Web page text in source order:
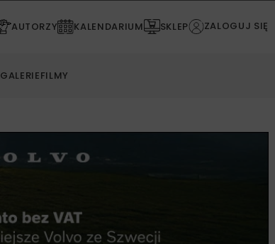
AUTORZY KALENDARIUM SKLEP ZALOGUJ SIĘ
FILMY